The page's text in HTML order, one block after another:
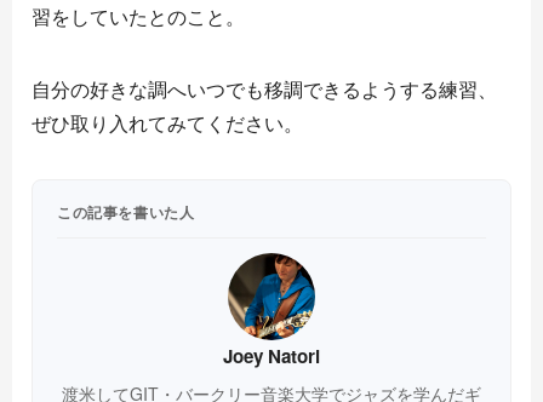
習をしていたとのこと。
自分の好きな調へいつでも移調できるようする練習、
ぜひ取り入れてみてください。
この記事を書いた人
Joey Natori
渡米してGIT・バークリー音楽大学でジャズを学んだギ